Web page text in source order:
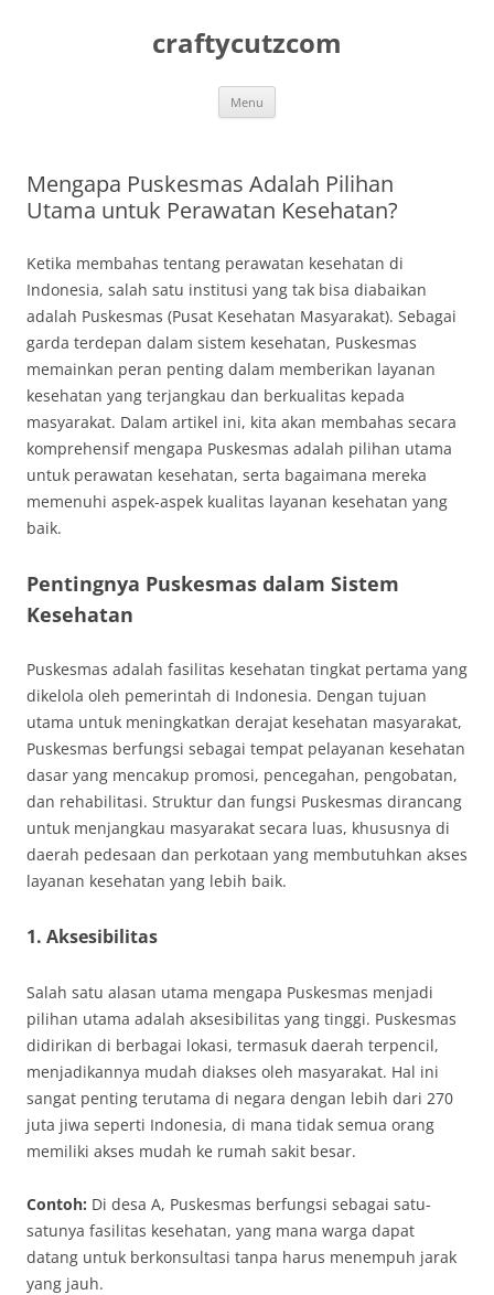
craftycutzcom
Menu
Mengapa Puskesmas Adalah Pilihan
Utama untuk Perawatan Kesehatan?
Ketika membahas tentang perawatan kesehatan di
Indonesia, salah satu institusi yang tak bisa diabaikan
adalah Puskesmas (Pusat Kesehatan Masyarakat). Sebagai
garda terdepan dalam sistem kesehatan, Puskesmas
memainkan peran penting dalam memberikan layanan
kesehatan yang terjangkau dan berkualitas kepada
masyarakat. Dalam artikel ini, kita akan membahas secara
komprehensif mengapa Puskesmas adalah pilihan utama
untuk perawatan kesehatan, serta bagaimana mereka
memenuhi aspek-aspek kualitas layanan kesehatan yang
baik.
Pentingnya Puskesmas dalam Sistem
Kesehatan
Puskesmas adalah fasilitas kesehatan tingkat pertama yang
dikelola oleh pemerintah di Indonesia. Dengan tujuan
utama untuk meningkatkan derajat kesehatan masyarakat,
Puskesmas berfungsi sebagai tempat pelayanan kesehatan
dasar yang mencakup promosi, pencegahan, pengobatan,
dan rehabilitasi. Struktur dan fungsi Puskesmas dirancang
untuk menjangkau masyarakat secara luas, khususnya di
daerah pedesaan dan perkotaan yang membutuhkan akses
layanan kesehatan yang lebih baik.
1. Aksesibilitas
Salah satu alasan utama mengapa Puskesmas menjadi
pilihan utama adalah aksesibilitas yang tinggi. Puskesmas
didirikan di berbagai lokasi, termasuk daerah terpencil,
menjadikannya mudah diakses oleh masyarakat. Hal ini
sangat penting terutama di negara dengan lebih dari 270
juta jiwa seperti Indonesia, di mana tidak semua orang
memiliki akses mudah ke rumah sakit besar.
Contoh: Di desa A, Puskesmas berfungsi sebagai satu-
satunya fasilitas kesehatan, yang mana warga dapat
datang untuk berkonsultasi tanpa harus menempuh jarak
yang jauh.